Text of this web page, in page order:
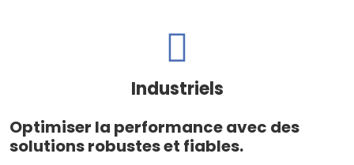
Industriels
Optimiser la performance avec des
solutions robustes et fiables.